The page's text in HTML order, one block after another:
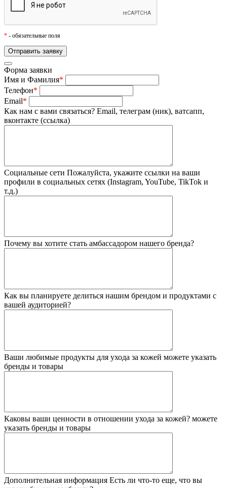
* - обязательные поля
Форма заявки
Имя и Фамилия*
Телефон*
Email*
Как нам с вами связаться? Email, телеграм (ник), ватсапп,
вконтакте (ссылка)
Социальные сети Пожалуйста, укажите ссылки на ваши
профили в социальных сетях (Instagram, YouTube, TikTok и
т.д.)
Почему вы хотите стать амбассадором нашего бренда?
Как вы планируете делиться нашим брендом и продуктами с
вашей аудиторией?
Ваши любимые продукты для ухода за кожей можете указать
бренды и товары
Каковы ваши ценности в отношении ухода за кожей? можете
указать бренды и товары
Дополнительная информация Есть ли что-то еще, что вы